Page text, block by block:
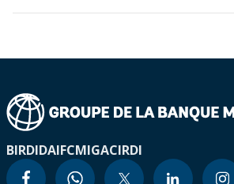
BIRDIDAIFCMIGACIRDI